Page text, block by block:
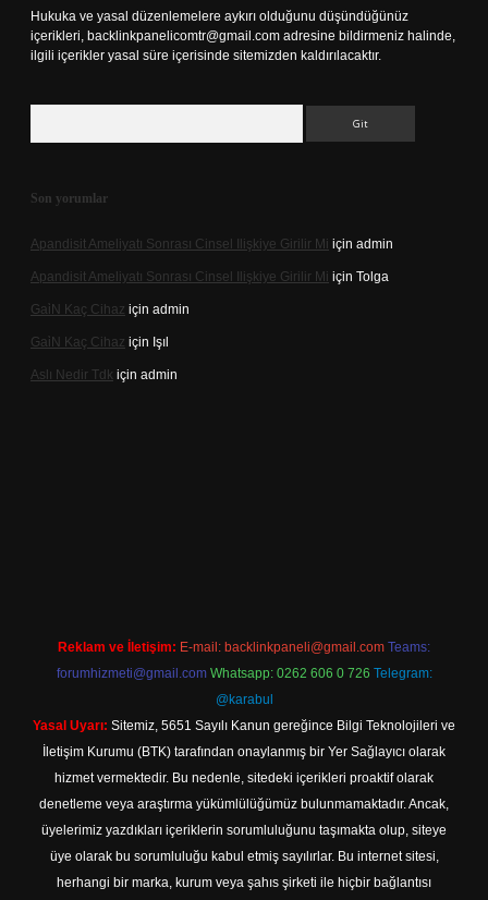
Hukuka ve yasal düzenlemelere aykırı olduğunu düşündüğünüz
içerikleri, backlinkpanelicomtr@gmail.com adresine bildirmeniz halinde,
ilgili içerikler yasal süre içerisinde sitemizden kaldırılacaktır.
Son yorumlar
Apandisit Ameliyatı Sonrası Cinsel Ilişkiye Girilir Mi için admin
Apandisit Ameliyatı Sonrası Cinsel Ilişkiye Girilir Mi için Tolga
Gai̇N Kaç Cihaz için admin
Gai̇N Kaç Cihaz için Işıl
Aslı Nedir Tdk için admin
Reklam ve İletişim: E-mail: backlinkpaneli@gmail.com Teams:
forumhizmeti@gmail.com Whatsapp: 0262 606 0 726 Telegram:
@karabul
Yasal Uyarı: Sitemiz, 5651 Sayılı Kanun gereğince Bilgi Teknolojileri ve
İletişim Kurumu (BTK) tarafından onaylanmış bir Yer Sağlayıcı olarak
hizmet vermektedir. Bu nedenle, sitedeki içerikleri proaktif olarak
denetleme veya araştırma yükümlülüğümüz bulunmamaktadır. Ancak,
üyelerimiz yazdıkları içeriklerin sorumluluğunu taşımakta olup, siteye
üye olarak bu sorumluluğu kabul etmiş sayılırlar. Bu internet sitesi,
herhangi bir marka, kurum veya şahıs şirketi ile hiçbir bağlantısı